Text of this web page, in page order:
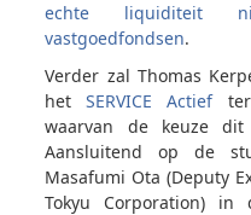
echte liquiditeit
vastgoedfondsen.
Verder zal Thomas
hetSERVICE Actief
waarvan de keuze
Aansluitend op de
Masafumi Ota (Deputy
Tokyu Corporation)